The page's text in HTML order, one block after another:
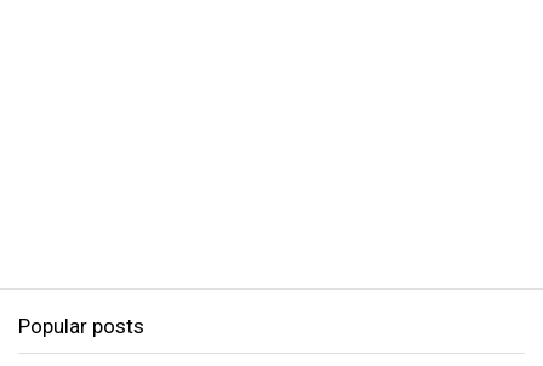
Popular posts